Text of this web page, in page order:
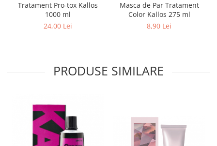
Tratament Pro-tox Kallos
1000 ml
24,00 Lei
Masca de Par Tratament
Color Kallos 275 ml
8,90 Lei
PRODUSE SIMILARE